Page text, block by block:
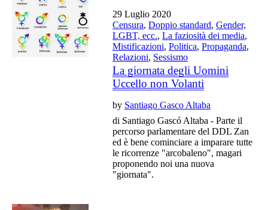
29 Luglio 2020
Censura,Doppio standard,Gender,
LGBT, ecc.,La faziosità dei media,
Mistificazioni,Politica,Propaganda,
Relazioni, Sessismo
La giornata degli Uomini
Uccello non Volanti
by Santiago Gasco Altaba
di Santiago Gascó Altaba - Parte il
percorso parlamentare del DDL Zan
ed è bene cominciare a imparare tutte
le ricorrenze "arcobaleno", magari
proponendo noi una nuova
"giornata".